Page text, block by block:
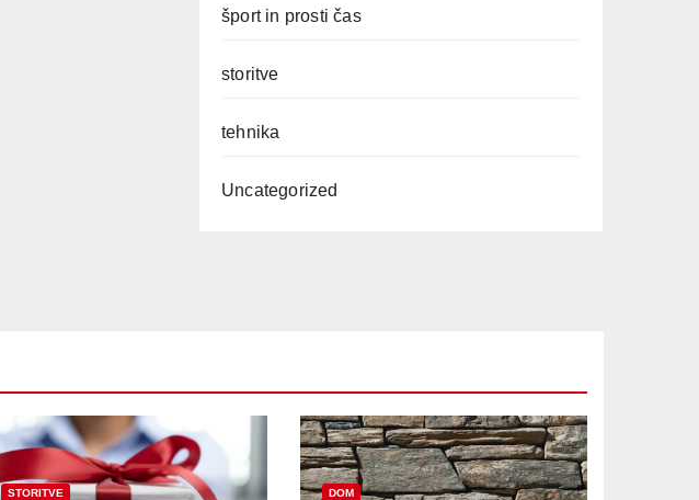
šport in prosti čas
storitve
tehnika
Uncategorized
STORITVE DOM